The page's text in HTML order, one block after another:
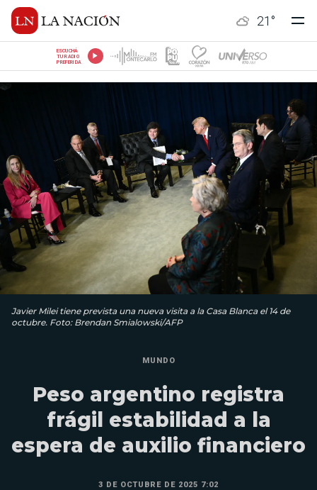
21 °
ESCUCHÁ
TU RADIO
PREFERIDA
Javier Milei tiene prevista una nueva visita a la Casa Blanca el 14 de
octubre. Foto: Brendan Smialowski/AFP
MUNDO
Peso argentino registra
frágil estabilidad a la
espera de auxilio financiero
3 DE OCTUBRE DE 2025 7:02